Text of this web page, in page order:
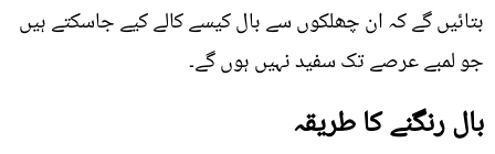
بتائیں گے کہ ان چھلکوں سے بال کیسے کالے کیے جاسکتے ہیں
جو لمبے عرصے تک سفید نہیں ہوں گے۔
بال رنگنے کا طریقہ